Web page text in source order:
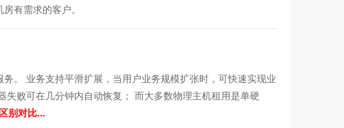
有需求的客户。
。 业务支持平滑扩展，当用户业务规模扩张时，可快速实现业
败可在几分钟内自动恢复； 而大多数物理主机租用是单硬
别对比...